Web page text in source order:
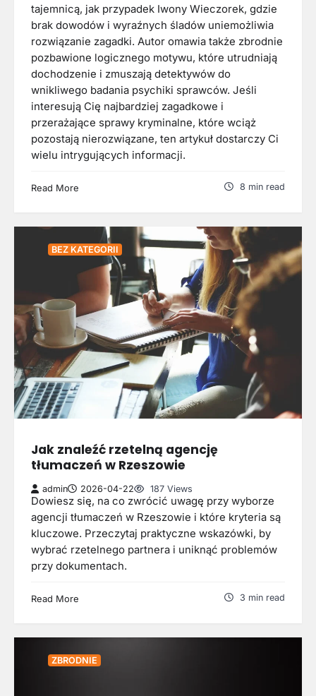
tajemnicą, jak przypadek Iwony Wieczorek, gdzie
brak dowodów i wyraźnych śladów uniemożliwia
rozwiązanie zagadki. Autor omawia także zbrodnie
pozbawione logicznego motywu, które utrudniają
dochodzenie i zmuszają detektywów do
wnikliwego badania psychiki sprawców. Jeśli
interesują Cię najbardziej zagadkowe i
przerażające sprawy kryminalne, które wciąż
pozostają nierozwiązane, ten artykuł dostarczy Ci
wielu intrygujących informacji.
Read More 8 min read
BEZ KATEGORII
Jak znaleźć rzetelną agencję
tłumaczeń w Rzeszowie
admin 2026-04-22 187 Views
Dowiesz się, na co zwrócić uwagę przy wyborze
agencji tłumaczeń w Rzeszowie i które kryteria są
kluczowe. Przeczytaj praktyczne wskazówki, by
wybrać rzetelnego partnera i uniknąć problemów
przy dokumentach.
Read More 3 min read
ZBRODNIE